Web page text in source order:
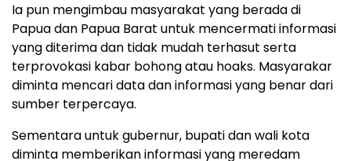
Ia pun mengimbau masyarakat yang berada di
Papua dan Papua Barat untuk mencermati informasi
yang diterima dan tidak mudah terhasut serta
terprovokasi kabar bohong atau hoaks. Masyarakar
diminta mencari data dan informasi yang benar dari
sumber terpercaya.
Sementara untuk gubernur, bupati dan wali kota
diminta memberikan informasi yang meredam